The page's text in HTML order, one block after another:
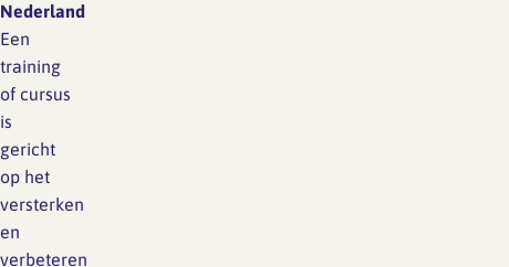
Nederland
Een
training
of cursus
is
gericht
op het
versterken
en
verbeteren